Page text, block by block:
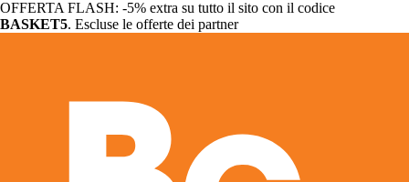
OFFERTA FLASH: -5% extra su tutto il sito con il codice
BASKET5. Escluse le offerte dei partner